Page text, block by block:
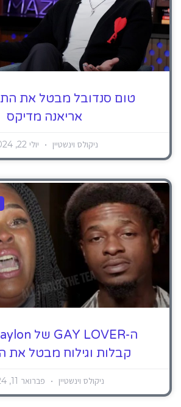
טום סנדובל מבטל את
אריאנה מדיקס
ניקולס וינשטיין יולי 22, 2024
קבלות וגילוח מבטל את
ניקולס וינשטיין פברואר 11, 2024